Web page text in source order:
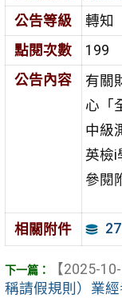
公告等級
轉知
點閱次數
199
公告內容
有關
心「
中級
英檢i
參閱
相關附件
【2025-10-
稱請假規則）業